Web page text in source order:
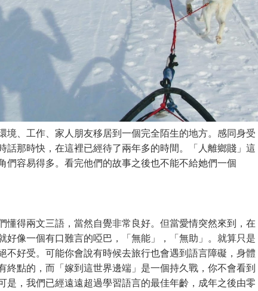
、工作、家人朋友移居到一個完全陌生的地方。感同身受
那時快，在這裡已經待了兩年多的時間。「人離鄉賤」這
容易得多。看完他們的故事之後也不能不給她們一個
得兩文三語，當然自覺非常良好。但當愛情突然來到，在
像一個有口難言的啞巴，「無能」，「無助」。就算只是
好受。可能你會說有時候去旅行也會遇到語言障礙，身體
點的，而「嫁到這世界邊端」是一個持久戰，你不會看到
，我們已經遠遠超過學習語言的最佳年齡，成年之後由零